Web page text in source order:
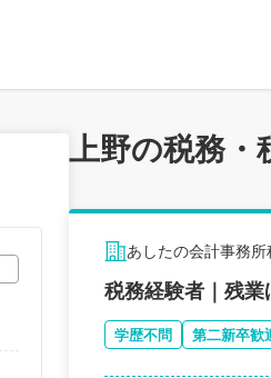
上野の税務・
あしたの会計事務所
税務経験者｜残
学歴不問 第二新卒歓